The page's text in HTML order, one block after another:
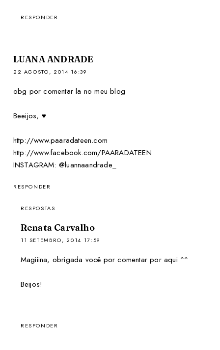
RESPONDER
LUANA ANDRADE
22 AGOSTO, 2014 16:39
obg por comentar la no meu blog
Beeijos, ♥
http://www.paaradateen.com
http://www.facebook.com/PAARADATEEN
INSTAGRAM: @luannaandrade_
RESPONDER
RESPOSTAS
Renata Carvalho
11 SETEMBRO, 2014 17:59
Magiiina, obrigada você por comentar por aqui ^^
Beijos!
RESPONDER